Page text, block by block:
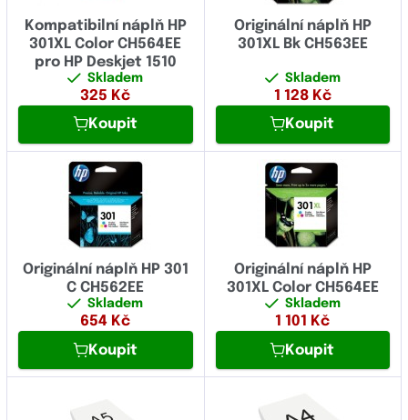
Kompatibilní náplň HP
301XL Color CH564EE
pro HP Deskjet 1510
Skladem
325 Kč
Koupit
Originální náplň HP
301XL Bk CH563EE
Skladem
1 128 Kč
Koupit
Originální náplň HP 301
C CH562EE
Skladem
654 Kč
Koupit
Originální náplň HP
301XL Color CH564EE
Skladem
1 101 Kč
Koupit